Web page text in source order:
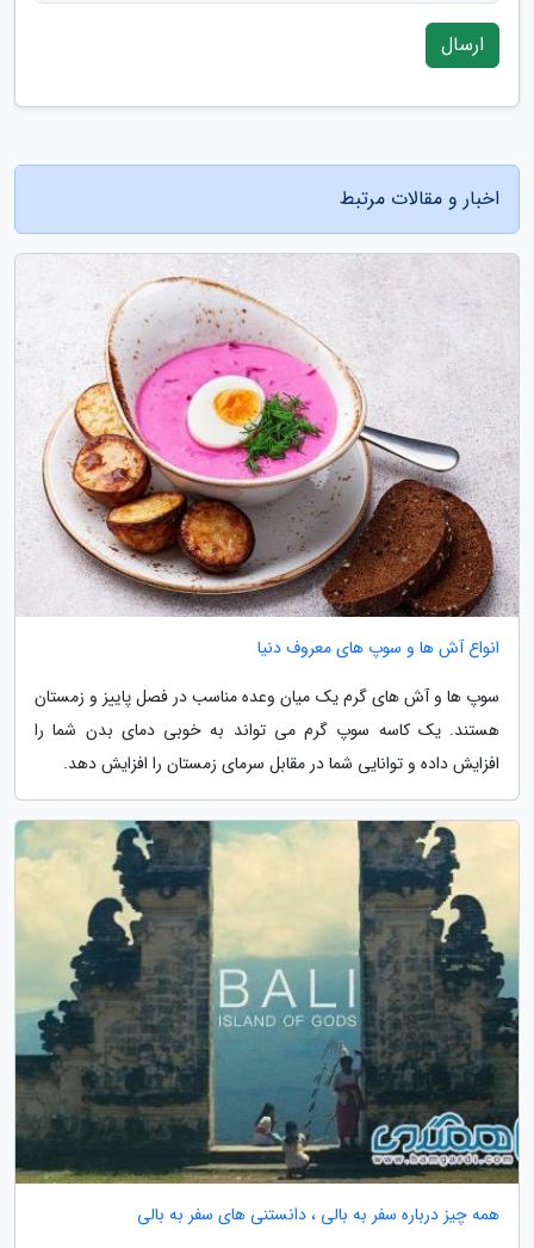
ارسال
اخبار و مقالات مرتبط
انواع آش ها و سوپ های معروف دنیا
سوپ ها و آش های گرم یک میان وعده مناسب در فصل پاییز و زمستان
هستند. یک کاسه سوپ گرم می تواند به خوبی دمای بدن شما را
افزایش داده و توانایی شما در مقابل سرمای زمستان را افزایش دهد.
همه چیز درباره سفر به بالی ، دانستنی های سفر به بالی